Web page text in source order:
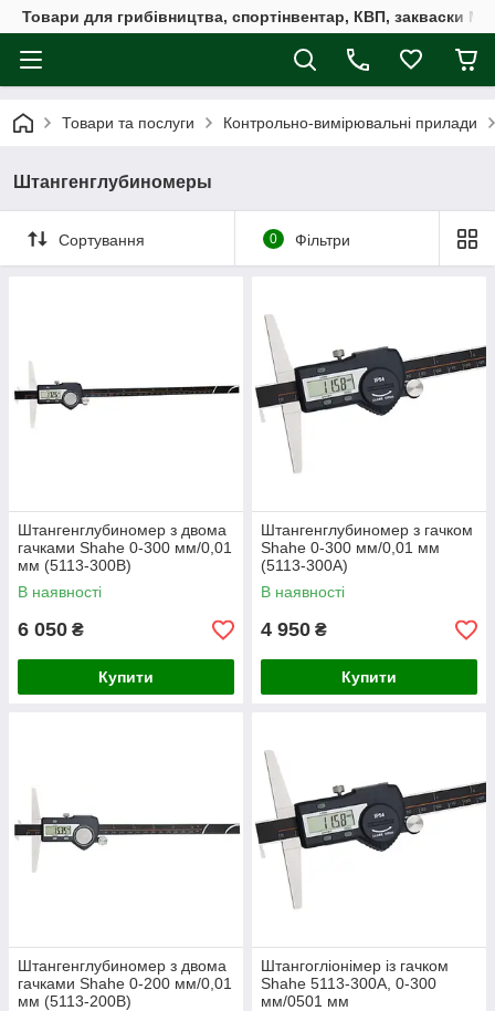
Товари для грибівництва, спортінвентар, КВП, закваски
Товари та послуги Контрольно-вимірювальні прилади
Штангенглубиномеры
Сортування 0 Фільтри
Штангенглубиномер з двома
гачками Shahe 0-300 мм/0,01
мм (5113-300B)
В наявності
6 050 ₴
Купити
Штангенглубиномер з гачком
Shahe 0-300 мм/0,01 мм
(5113-300A)
В наявності
4 950 ₴
Купити
Штангенглубиномер з двома
гачками Shahe 0-200 мм/0,01
мм (5113-200B)
Штангогліонімер із гачком
Shahe 5113-300A, 0-300
мм/0501 мм